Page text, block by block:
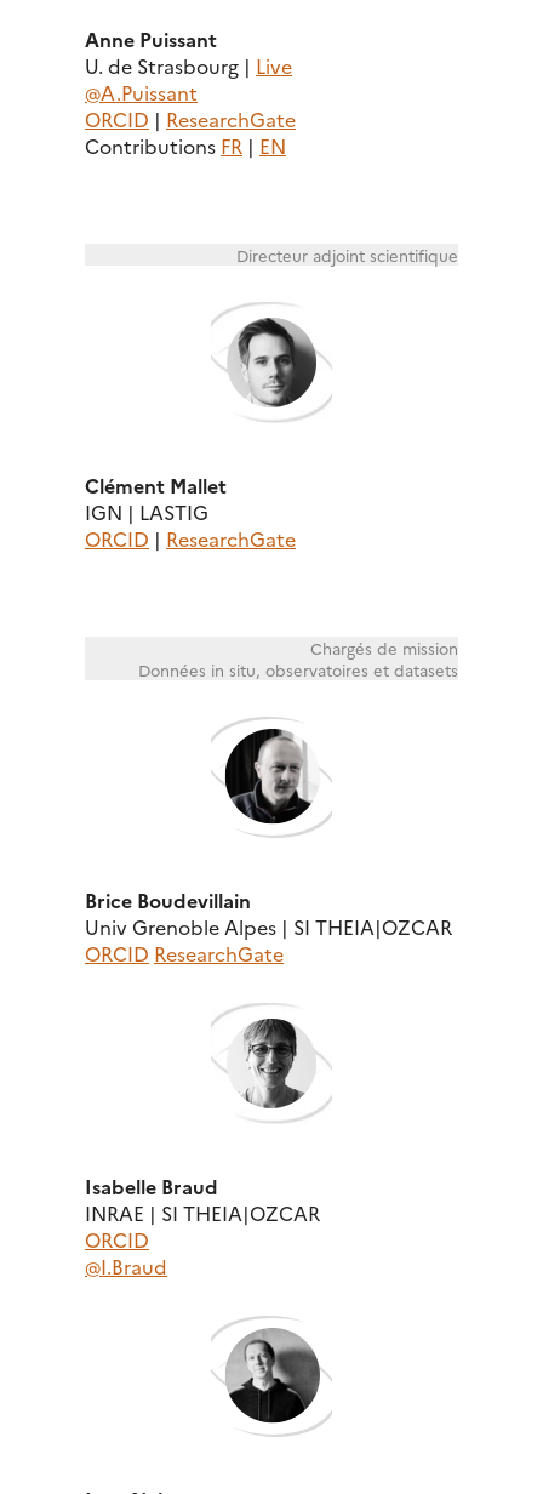
Anne Puissant
U. de Strasbourg | Live
@A.Puissant
ORCID | ResearchGate
Contributions FR | EN
Directeur adjoint scientifique
Clément Mallet
IGN | LASTIG
ORCID | ResearchGate
Chargés de mission
Données in situ, observatoires et datasets
Brice Boudevillain
Univ Grenoble Alpes | SI THEIA|OZCAR
ORCID ResearchGate
Isabelle Braud
INRAE | SI THEIA|OZCAR
ORCID
@I.Braud